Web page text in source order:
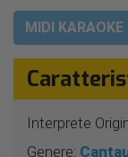
MIDI KARAOKE
Interprete
Genere: